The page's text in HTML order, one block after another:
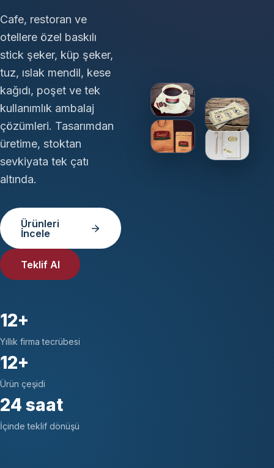
Cafe, restoran ve
otellere özel baskılı
stick şeker, küp şeker,
tuz, ıslak mendil, kese
kağıdı, poşet ve tek
kullanımlık ambalaj
çözümleri. Tasarımdan
üretime, stoktan
sevkiyata tek çatı
altında.
Ürünleri
İncele
Teklif Al
12+
Yıllık firma tecrübesi
12+
Ürün çeşidi
24 saat
İçinde teklif dönüşü